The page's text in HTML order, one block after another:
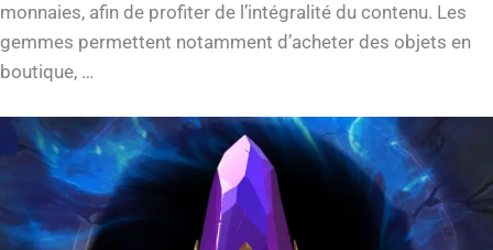
monnaies, afin de profiter de l’intégralité du contenu. Les
gemmes permettent notamment d’acheter des objets en
boutique, …